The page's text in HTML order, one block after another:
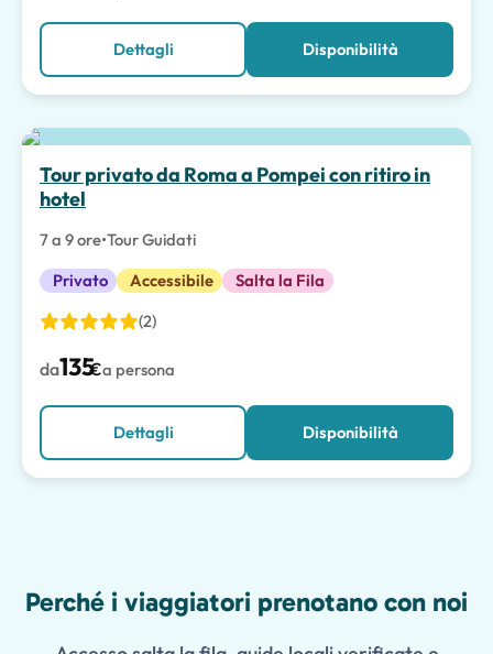
Dettagli Disponibilità
Tour privato da Roma a Pompei con ritiro in
hotel
7 a 9 ore•Tour Guidati
Privato
Accessibile
Salta la Fila
(2)
da135€a persona
Dettagli Disponibilità
Features
Perché i viaggiatori prenotano con noi